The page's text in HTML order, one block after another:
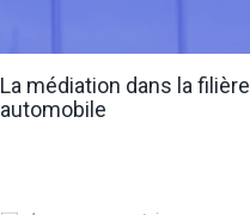
La médiation dans la filière
automobile